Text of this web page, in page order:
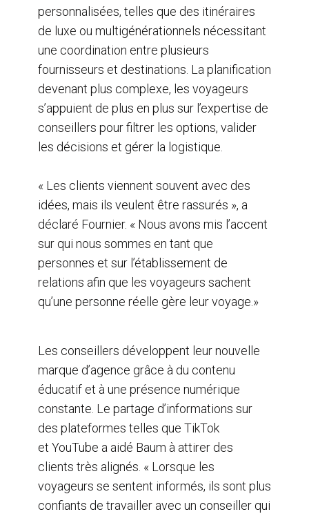
personnalisées, telles que des itinéraires
de luxe ou multigénérationnels nécessitant
une coordination entre plusieurs
fournisseurs et destinations. La planification
devenant plus complexe, les voyageurs
s’appuient de plus en plus sur l’expertise de
conseillers pour filtrer les options, valider
les décisions et gérer la logistique.
« Les clients viennent souvent avec des
idées, mais ils veulent être rassurés », a
déclaré Fournier. « Nous avons mis l’accent
sur qui nous sommes en tant que
personnes et sur l’établissement de
relations afin que les voyageurs sachent
qu’une personne réelle gère leur voyage.»
Les conseillers développent leur nouvelle
marque d’agence grâce à du contenu
éducatif et à une présence numérique
constante. Le partage d’informations sur
des plateformes telles que TikTok
et YouTube a aidé Baum à attirer des
clients très alignés. « Lorsque les
voyageurs se sentent informés, ils sont plus
confiants de travailler avec un conseiller qui